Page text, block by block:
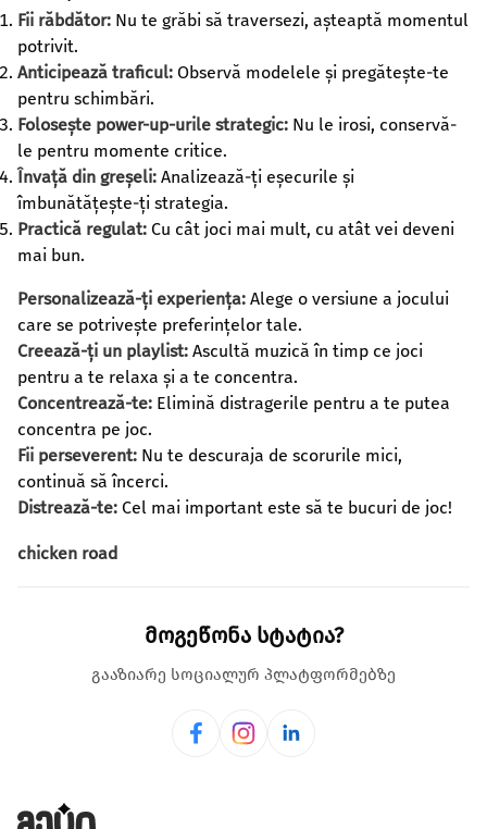
Fii răbdător: Nu te grăbi să traversezi, așteaptă momentul
potrivit.
Anticipează traficul: Observă modelele și pregătește-te
pentru schimbări.
Folosește power-up-urile strategic: Nu le irosi, conservă-
le pentru momente critice.
Învață din greșeli: Analizează-ți eșecurile și
îmbunătățește-ți strategia.
Practică regulat: Cu cât joci mai mult, cu atât vei deveni
mai bun.
Personalizează-ți experiența: Alege o versiune a jocului
care se potrivește preferințelor tale.
Creează-ți un playlist: Ascultă muzică în timp ce joci
pentru a te relaxa și a te concentra.
Concentrează-te: Elimină distragerile pentru a te putea
concentra pe joc.
Fii perseverent: Nu te descuraja de scorurile mici,
continuă să încerci.
Distrează-te: Cel mai important este să te bucuri de joc!
chicken road
მოგეწონა სტატია?
გააზიარე სოციალურ პლატფორმებზე